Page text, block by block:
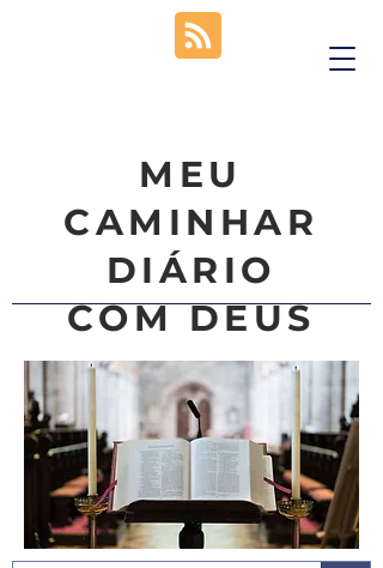
MEU
CAMINHAR
DIÁRIO
COM DEUS